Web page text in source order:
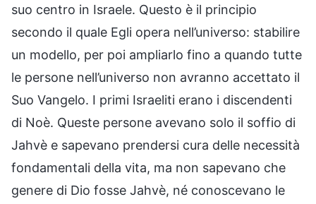
suo centro in Israele. Questo è il principio
secondo il quale Egli opera nell’universo: stabilire
un modello, per poi ampliarlo fino a quando tutte
le persone nell’universo non avranno accettato il
Suo Vangelo. I primi Israeliti erano i discendenti
di Noè. Queste persone avevano solo il soffio di
Jahvè e sapevano prendersi cura delle necessità
fondamentali della vita, ma non sapevano che
genere di Dio fosse Jahvè, né conoscevano le